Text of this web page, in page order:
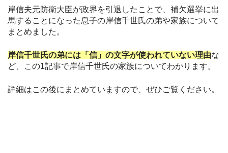
岸信夫元防衛大臣が政界を引退したことで、補欠選挙に出
馬することになった息子の岸信千世氏の弟や家族について
まとめました。
岸信千世氏の弟には「信」の文字が使われていない理由な
ど、この1記事で岸信千世氏の家族についてわかります。
詳細はこの後にまとめていますので、ぜひご覧ください。